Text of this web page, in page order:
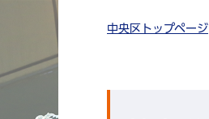
中央区トップページ